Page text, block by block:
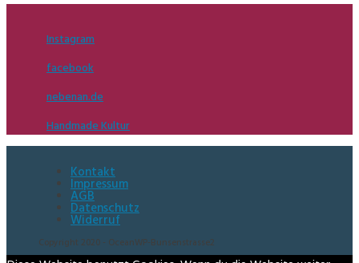
Instagram
facebook
nebenan.de
Handmade Kultur
Kontakt
Impressum
AGB
Datenschutz
Widerruf
Copyright 2020 - OceanWP-Bunsenstrasse2